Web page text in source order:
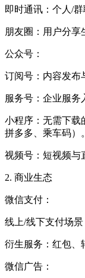
即时通讯：个人/
朋友圈：用户分享
公众号：
订阅号：内容发布
服务号：企业服务
小程序：无需下载
拼多多、乘车码）。
视频号：短视频与
2. 商业生态
微信支付：
线上/线下支付场景
衍生服务：红包、
微信广告：